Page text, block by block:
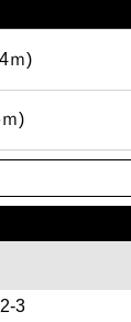
ｍ)
)
3